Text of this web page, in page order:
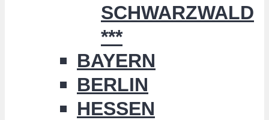
SCHWARZWALD
***
BAYERN
BERLIN
HESSEN